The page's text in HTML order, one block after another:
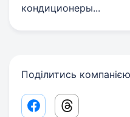
кондиционеры...
Поділитись
Facebook share link
Threads